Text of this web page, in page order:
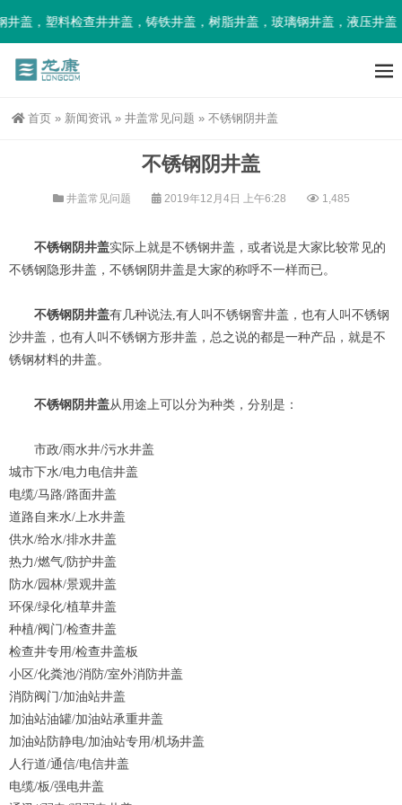
盖，塑料检查井井盖，铸铁井盖，树脂井盖，玻璃钢井盖，液压井盖
首页 » 新闻资讯 » 井盖常见问题 » 不锈钢阴井盖
不锈钢阴井盖
井盖常见问题 2019年12月4日 上午6:28 1,485
不锈钢阴井盖实际上就是不锈钢井盖，或者说是大家比较常见的
不锈钢隐形井盖，不锈钢阴井盖是大家的称呼不一样而已。
不锈钢阴井盖有几种说法,有人叫不锈钢窨井盖，也有人叫不锈钢
沙井盖，也有人叫不锈钢方形井盖，总之说的都是一种产品，就是不
锈钢材料的井盖。
不锈钢阴井盖从用途上可以分为种类，分别是：
市政/雨水井/污水井盖
城市下水/电力电信井盖
电缆/马路/路面井盖
道路自来水/上水井盖
供水/给水/排水井盖
热力/燃气/防护井盖
防水/园林/景观井盖
环保/绿化/植草井盖
种植/阀门/检查井盖
检查井专用/检查井盖板
小区/化粪池/消防/室外消防井盖
消防阀门/加油站井盖
加油站油罐/加油站承重井盖
加油站防静电/加油站专用/机场井盖
人行道/通信/电信井盖
电缆/板/强电井盖